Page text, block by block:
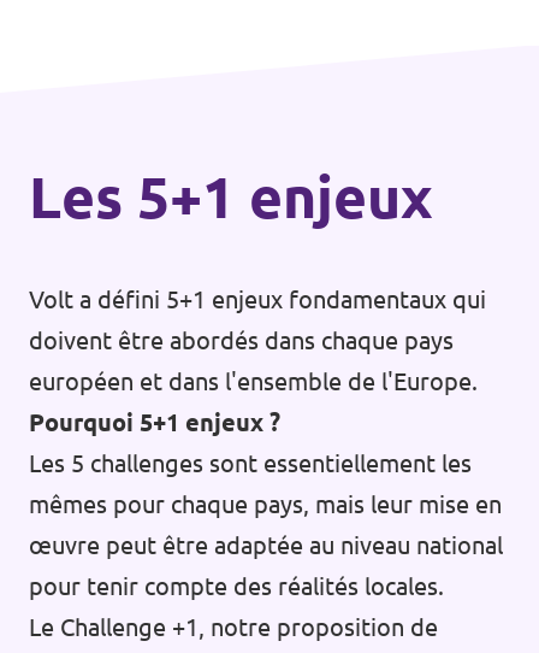
Les 5+1 enjeux
Volt a défini 5+1 enjeux fondamentaux qui
doivent être abordés dans chaque pays
européen et dans l'ensemble de l'Europe.
Pourquoi 5+1 enjeux ?
Les 5 challenges sont essentiellement les
mêmes pour chaque pays, mais leur mise en
œuvre peut être adaptée au niveau national
pour tenir compte des réalités locales.
Le Challenge +1, notre proposition de